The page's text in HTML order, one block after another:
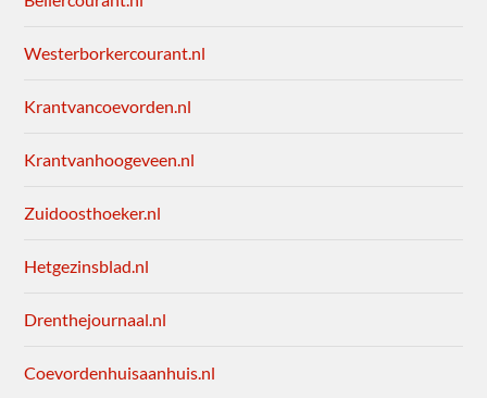
Westerborkercourant.nl
Krantvancoevorden.nl
Krantvanhoogeveen.nl
Zuidoosthoeker.nl
Hetgezinsblad.nl
Drenthejournaal.nl
Coevordenhuisaanhuis.nl